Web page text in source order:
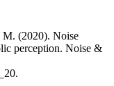
M. (2020). Noise
perception. Noise &